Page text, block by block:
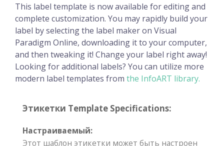
This label template is now available for editing and
complete customization. You may rapidly build your
label by selecting the label maker on Visual
Paradigm Online, downloading it to your computer,
and then tweaking it! Change your label right away!
Looking for additional labels? You can utilize more
modern label templates from the InfoART library.
Этикетки Template Specifications:
Настраиваемый:
Этот шаблон этикетки может быть настроен